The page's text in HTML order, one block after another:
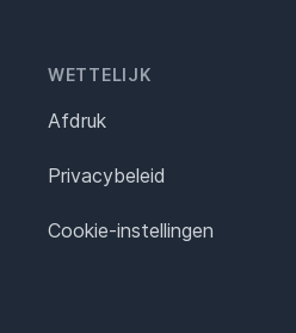
WETTELIJK
Afdruk
Privacybeleid
Cookie-instellingen